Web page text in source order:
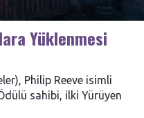
Yüklenmesi
Philip Reeve isimli
sahibi, ilki Yürüyen